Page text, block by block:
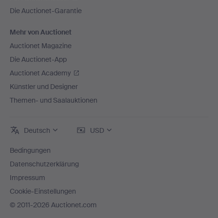
Die Auctionet-Garantie
Mehr von Auctionet
Auctionet Magazine
Die Auctionet-App
Auctionet Academy
Künstler und Designer
Themen- und Saalauktionen
Deutsch USD
Bedingungen
Datenschutzerklärung
Impressum
Cookie-Einstellungen
© 2011-2026 Auctionet.com